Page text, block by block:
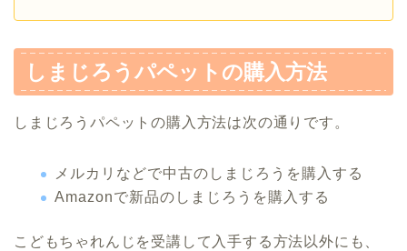
しまじろうパペットの購入方法
しまじろうパペットの購入方法は次の通りです。
メルカリなどで中古のしまじろうを購入する
Amazonで新品のしまじろうを購入する
こどもちゃれんじを受講して入手する方法以外にも、